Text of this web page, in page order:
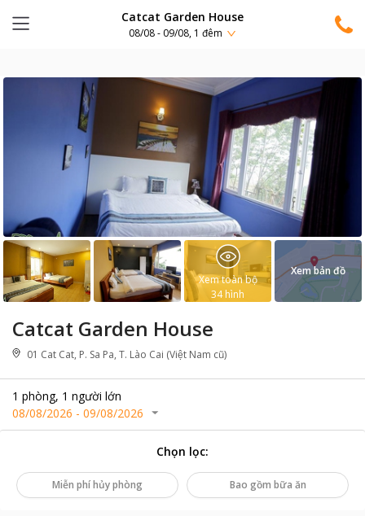
Catcat Garden House
08/08 - 09/08, 1 đêm
Catcat Garden House
01 Cat Cat, P. Sa Pa, T. Lào Cai (Việt Nam cũ)
1 phòng, 1 người lớn
08/08/2026 - 09/08/2026
Xem toàn bộ
34 hình
Xem bản đồ
Chọn lọc:
Miễn phí hủy phòng Bao gồm bữa ăn